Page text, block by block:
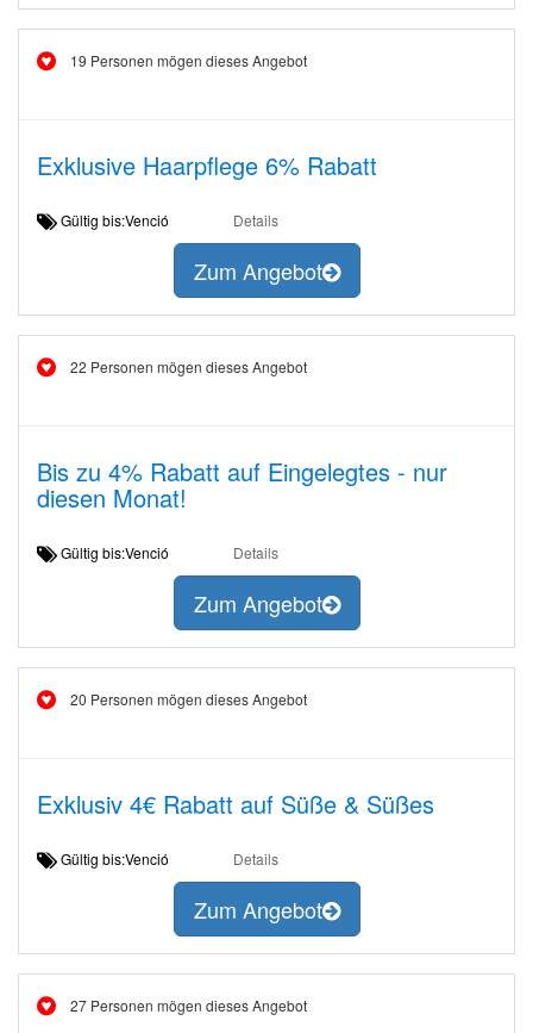
19 Personen mögen dieses Angebot
Exklusive Haarpflege 6% Rabatt
Gültig bis:Venció Details
Zum Angebot
22 Personen mögen dieses Angebot
Bis zu 4% Rabatt auf Eingelegtes - nur
diesen Monat!
Gültig bis:Venció Details
Zum Angebot
20 Personen mögen dieses Angebot
Exklusiv 4€ Rabatt auf Süße & Süßes
Gültig bis:Venció Details
Zum Angebot
27 Personen mögen dieses Angebot